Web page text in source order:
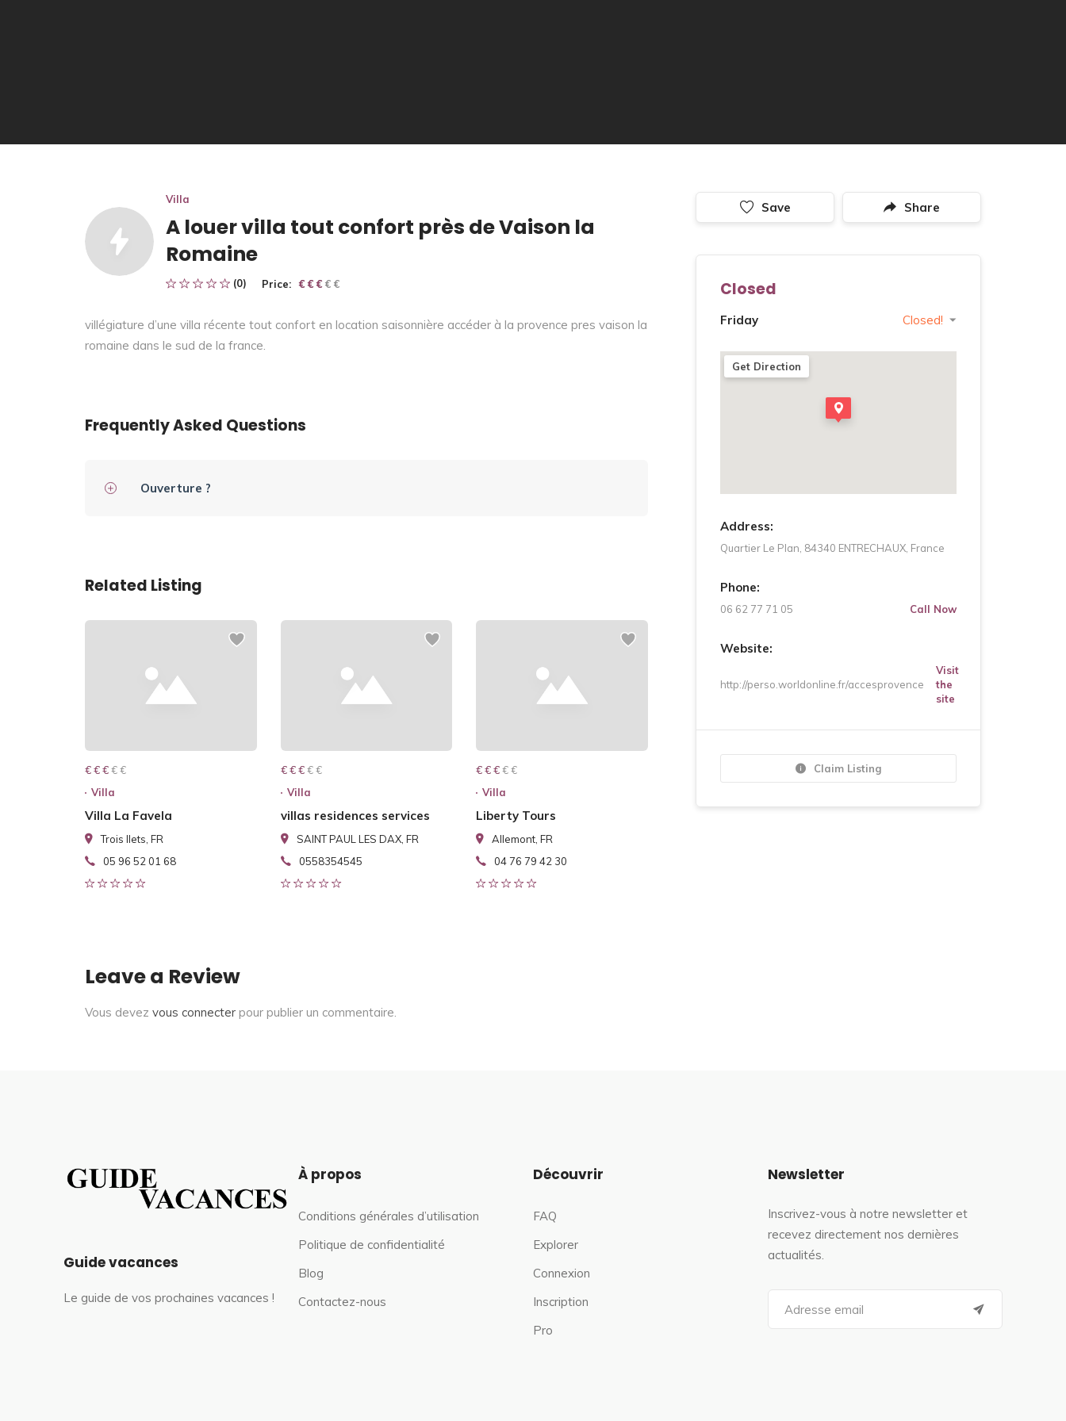
Villa
A louer villa tout confort près de Vaison la
Romaine
(0) Price: € € € € €
€ € €
villégiature d’une villa récente tout confort en location saisonnière accéder à la provence pres vaison la
romaine dans le sud de la france.
Frequently Asked Questions
Ouverture ?
Related Listing
€ € € € €
€ € €
Villa
Villa La Favela
Trois Ilets, FR
05 96 52 01 68
€ € € € €
€ € €
Villa
villas residences services
SAINT PAUL LES DAX, FR
0558354545
€ € € € €
€ € €
Villa
Liberty Tours
Allemont, FR
04 76 79 42 30
Leave a Review
Vous devez vous connecter pour publier un commentaire.
Save Share
Closed
Friday Closed!
Get Direction
Address:
Quartier Le Plan, 84340 ENTRECHAUX, France
Phone:
06 62 77 71 05 Call Now
Website:
http://perso.worldonline.fr/accesprovence
Visit
the
site
Claim Listing
Guide vacances
Le guide de vos prochaines vacances !
À propos
Conditions générales d’utilisation
Politique de confidentialité
Blog
Contactez-nous
Découvrir
FAQ
Explorer
Connexion
Inscription
Pro
Newsletter
Inscrivez-vous à notre newsletter et
recevez directement nos dernières
actualités.
a